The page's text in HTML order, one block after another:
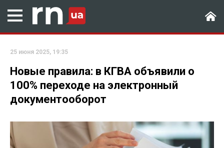
25 июня 2025, 19:35
Новые правила: в КГВА объявили о
100% переходе на электронный
документооборот